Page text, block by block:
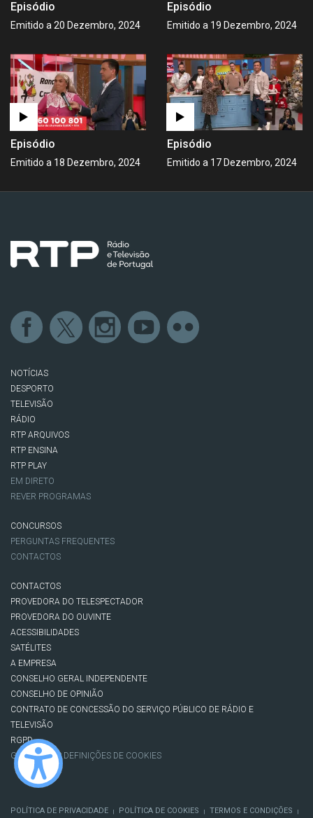
Episódio
Emitido a 20 Dezembro, 2024
Episódio
Emitido a 19 Dezembro, 2024
Episódio
Emitido a 18 Dezembro, 2024
Episódio
Emitido a 17 Dezembro, 2024
NOTÍCIAS
DESPORTO
TELEVISÃO
RÁDIO
RTP ARQUIVOS
RTP ENSINA
RTP PLAY
EM DIRETO
REVER PROGRAMAS
CONCURSOS
PERGUNTAS FREQUENTES
CONTACTOS
CONTACTOS
PROVEDORA DO TELESPECTADOR
PROVEDORA DO OUVINTE
ACESSIBILIDADES
SATÉLITES
A EMPRESA
CONSELHO GERAL INDEPENDENTE
CONSELHO DE OPINIÃO
CONTRATO DE CONCESSÃO DO SERVIÇO PÚBLICO DE RÁDIO E
TELEVISÃO
RGPD
GESTÃO DAS DEFINIÇÕES DE COOKIES
POLÍTICA DE PRIVACIDADE | POLÍTICA DE COOKIES | TERMOS E CONDIÇÕES |